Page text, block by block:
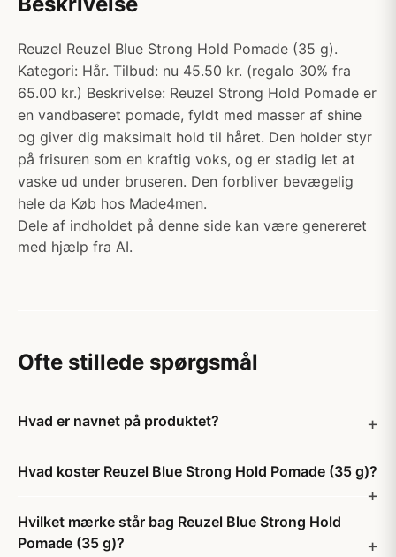
Reuzel Reuzel Blue Strong Hold Pomade (35 g).
Kategori: Hår. Tilbud: nu 45.50 kr. (regalo 30% fra
65.00 kr.) Beskrivelse: Reuzel Strong Hold Pomade er
en vandbaseret pomade, fyldt med masser af shine
og giver dig maksimalt hold til håret. Den holder styr
på frisuren som en kraftig voks, og er stadig let at
vaske ud under bruseren. Den forbliver bevægelig
hele da Køb hos Made4men.
Dele af indholdet på denne side kan være genereret
med hjælp fra AI.
Ofte stillede spørgsmål
Hvad er navnet på produktet?
Hvad koster Reuzel Blue Strong Hold Pomade (35 g)?
Hvilket mærke står bag Reuzel Blue Strong Hold
Pomade (35 g)?